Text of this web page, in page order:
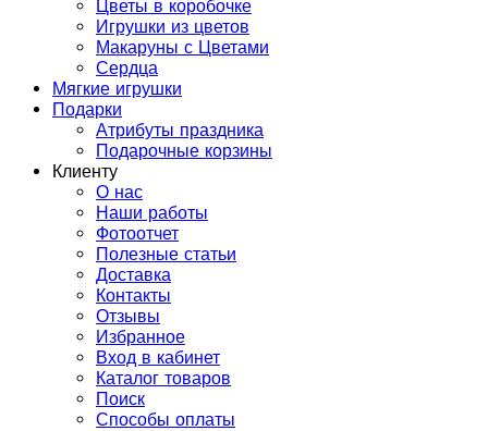
Цветы в коробочке
Игрушки из цветов
Макаруны с Цветами
Сердца
Мягкие игрушки
Подарки
Атрибуты праздника
Подарочные корзины
Клиенту
О нас
Наши работы
Фотоотчет
Полезные статьи
Доставка
Контакты
Отзывы
Избранное
Вход в кабинет
Каталог товаров
Поиск
Способы оплаты